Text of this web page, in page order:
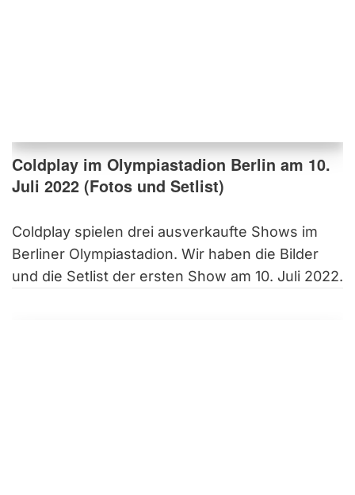
Coldplay im Olympiastadion Berlin am 10.
Juli 2022 (Fotos und Setlist)
Coldplay spielen drei ausverkaufte Shows im
Berliner Olympiastadion. Wir haben die Bilder
und die Setlist der ersten Show am 10. Juli 2022.